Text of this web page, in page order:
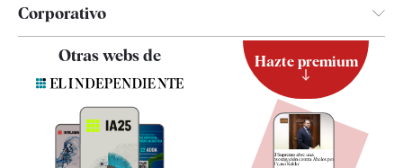
Corporativo
Contacto
Quiénes somos
Otras webs de Hazte premium